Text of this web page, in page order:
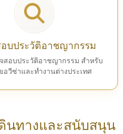
บประวัติอาชญากรรม
สอบประวัติอาชญากรรม สำหรับ
อวีซ่าและทำงานต่างประเทศ
นทางและสนับสนุน